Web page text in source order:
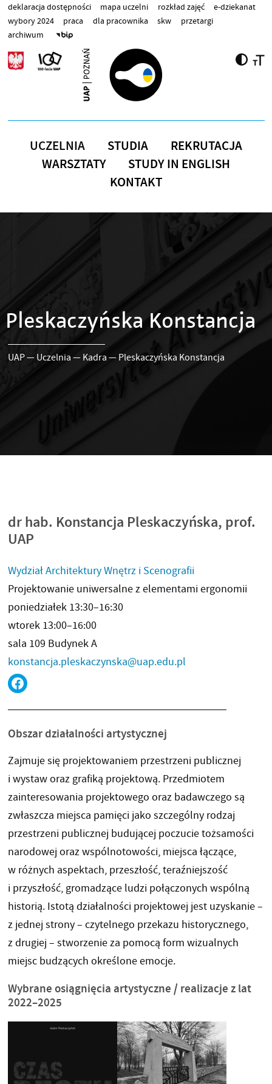
Przejdź do treści
deklaracja dostępności mapa uczelni rozkład zajęć
e-dziekanat
wybory 2024
praca dla pracownika skw
przetargi
archiwum
UCZELNIA STUDIA
REKRUTACJA
WARSZTATY
STUDY IN ENGLISH
KONTAKT
Pleskaczyńska Konstancja
UAP— Uczelnia — Kadra — Pleskaczyńska Konstancja
dr hab. Konstancja Pleskaczyńska, prof.
UAP
Wydział Architektury Wnętrz i Scenografii
Projektowanie uniwersalne z elementami ergonomii
poniedziałek 13:30–16:30
wtorek 13:00–16:00
sala 109 Budynek A
konstancja.pleskaczynska@uap.edu.pl
FACEBOOK
Obszar działalności artystycznej
Zajmuje się projektowaniem przestrzeni publicznej
i wystaw oraz grafiką projektową. Przedmiotem
zainteresowania projektowego oraz badawczego są
zwłaszcza miejsca pamięci jako szczególny rodzaj
przestrzeni publicznej budującej poczucie tożsamości
narodowej oraz wspólnotowości, miejsca łączące,
w różnych aspektach, przeszłość, teraźniejszość
i przyszłość, gromadzące ludzi połączonych wspólną
historią. Istotą działalności projektowej jest uzyskanie –
z jednej strony – czytelnego przekazu historycznego,
z drugiej – stworzenie za pomocą form wizualnych
miejsc budzących określone emocje.
Wybrane osiągnięcia artystyczne / realizacje z lat
2022–2025